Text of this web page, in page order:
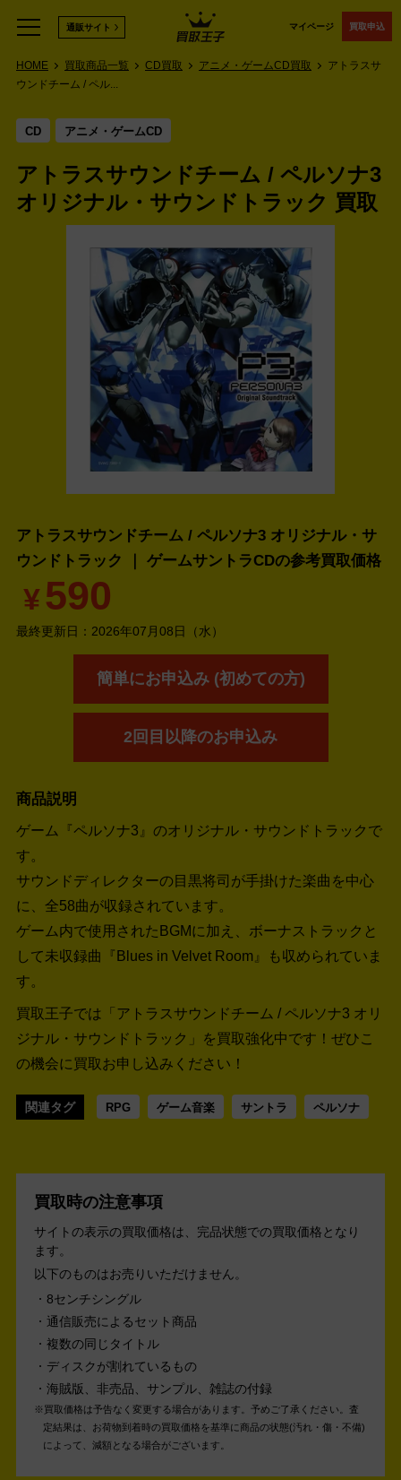
マイページ 買取申込
通販サイト
HOME 買取商品一覧 CD買取 アニメ・ゲームCD買取
アトラスサ
ウンドチーム / ペル...
CD アニメ・ゲームCD
アトラスサウンドチーム / ペルソナ3
オリジナル・サウンドトラック 買取
アトラスサウンドチーム / ペルソナ3 オリジナル・サ
ウンドトラック ｜ ゲームサントラCDの参考買取価格
¥590
最終更新日： 2026年07月08日（水）
簡単にお申込み (初めての方)
2回目以降のお申込み
商品説明
ゲーム『ペルソナ3』のオリジナル・サウンドトラックで
す。
サウンドディレクターの目黒将司が手掛けた楽曲を中心
に、全58曲が収録されています。
ゲーム内で使用されたBGMに加え、ボーナストラックと
して未収録曲『Blues in Velvet Room』も収められていま
す。
買取王子では「アトラスサウンドチーム / ペルソナ3 オリ
ジナル・サウンドトラック」を買取強化中です！ ぜひこ
の機会に買取お申し込みください！
関連タグ RPG ゲーム音楽 サントラ ペルソナ
買取時の注意事項
サイトの表示の買取価格は、完品状態での買取価格となり
ます。
以下のものはお売りいただけません。
8センチシングル
通信販売によるセット商品
複数の同じタイトル
ディスクが割れているもの
海賊版、非売品、サンプル、雑誌の付録
買取価格は予告なく変更する場合があります。予めご了承ください。 査
定結果は、お荷物到着時の買取価格を基準に商品の状態(汚れ・傷・不備)
によって、減額となる場合がございます。